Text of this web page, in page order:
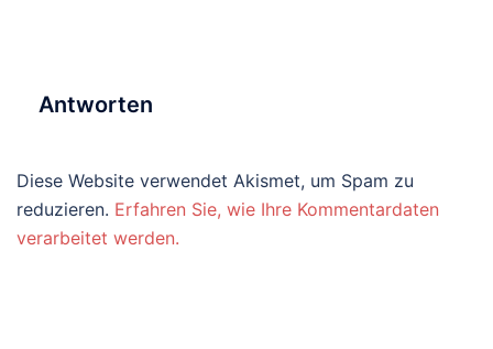
Antworten
Diese Website verwendet Akismet, um Spam zu
reduzieren. Erfahren Sie, wie Ihre Kommentardaten
verarbeitet werden.